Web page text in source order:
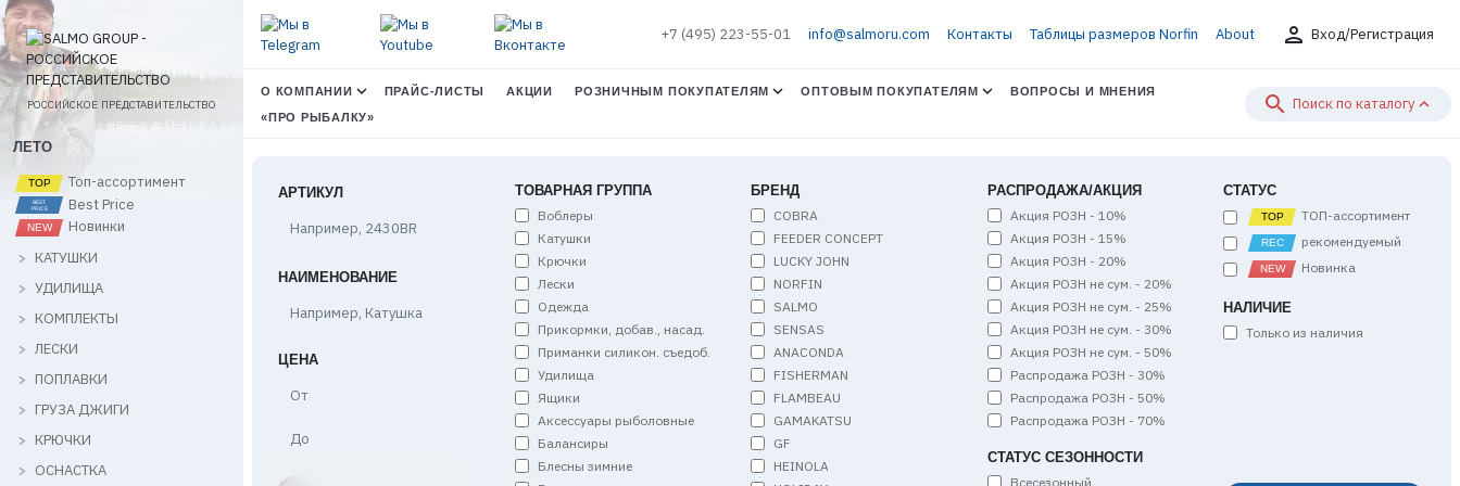
РОССИЙСКОЕ ПРЕДСТАВИТЕЛЬСТВО
ЛЕТО
Топ-ассортимент
Best Price
Новинки
КАТУШКИ
УДИЛИЩА
КОМПЛЕКТЫ
ЛЕСКИ
ПОПЛАВКИ
ГРУЗА ДЖИГИ
КРЮЧКИ
ОСНАСТКА
+7 (495) 223-55-01 info@salmoru.com Контакты Таблицы размеров Norfin About person Вход/Регистрация
О КОМПАНИИ ПРАЙС-ЛИСТЫ АКЦИИ РОЗНИЧНЫМ ПОКУПАТЕЛЯМ ОПТОВЫМ ПОКУПАТЕЛЯМ
ВОПРОСЫ И МНЕНИЯ
«ПРО РЫБАЛКУ»
search Поиск по каталогу
АРТИКУЛ
НАИМЕНОВАНИЕ
ЦЕНА
Цена,
Цена,
до
ТОВАРНАЯ ГРУППА
Воблеры
Катушки
Крючки
Лески
Одежда
Прикормки, добав., насад.
Приманки силикон. съедоб.
Удилища
Ящики
Аксессуары рыболовные
Балансиры
Блесны зимние
БРЕНД
COBRA
FEEDER CONCEPT
LUCKY JOHN
NORFIN
SALMO
SENSAS
ANACONDA
FISHERMAN
FLAMBEAU
GAMAKATSU
GF
HEINOLA
РАСПРОДАЖА/АКЦИЯ
Акция РОЗН - 10%
Акция РОЗН - 15%
Акция РОЗН - 20%
Акция РОЗН не сум. - 20%
Акция РОЗН не сум. - 25%
Акция РОЗН не сум. - 30%
Акция РОЗН не сум. - 50%
Распродажа РОЗН - 30%
Распродажа РОЗН - 50%
Распродажа РОЗН - 70%
СТАТУС СЕЗОННОСТИ
Всесезонный
СТАТУС
ТОП-ассортимент
рекомендуемый
Новинка
НАЛИЧИЕ
Только из наличия